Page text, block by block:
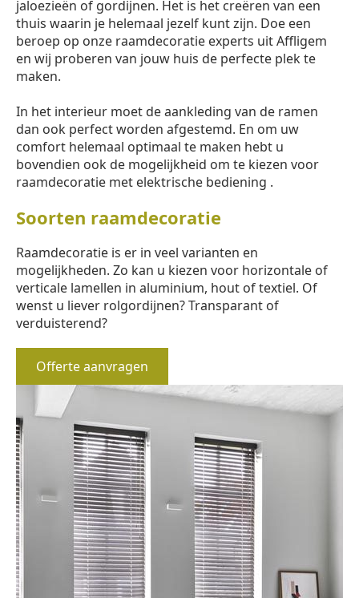
jaloezieën of gordijnen. Het is het creëren van een
thuis waarin je helemaal jezelf kunt zijn. Doe een
beroep op onze raamdecoratie experts uit Affligem
en wij proberen van jouw huis de perfecte plek te
maken.
In het interieur moet de aankleding van de ramen
dan ook perfect worden afgestemd. En om uw
comfort helemaal optimaal te maken hebt u
bovendien ook de mogelijkheid om te kiezen voor
raamdecoratie met elektrische bediening .
Soorten raamdecoratie
Raamdecoratie is er in veel varianten en
mogelijkheden. Zo kan u kiezen voor horizontale of
verticale lamellen in aluminium, hout of textiel. Of
wenst u liever rolgordijnen? Transparant of
verduisterend?
Offerte aanvragen